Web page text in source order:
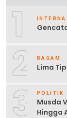
1
2 RAGAM
Lima
3 POLITIK
Musda
Hingga